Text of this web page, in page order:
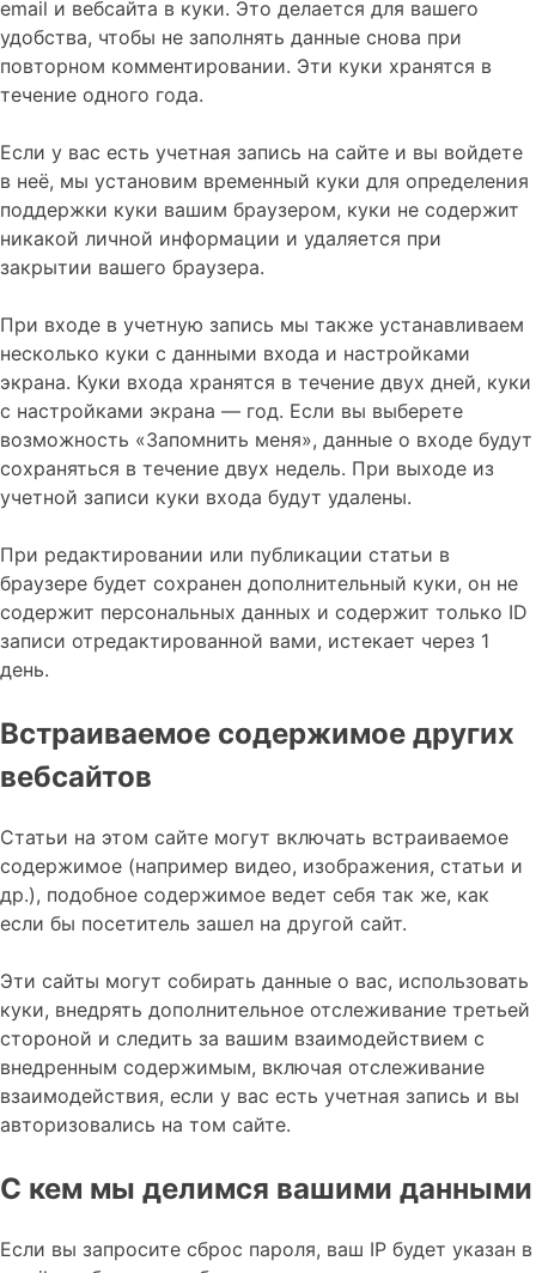
email и вебсайта в куки. Это делается для вашего
удобства, чтобы не заполнять данные снова при
повторном комментировании. Эти куки хранятся в
течение одного года.
Если у вас есть учетная запись на сайте и вы войдете
в неё, мы установим временный куки для определения
поддержки куки вашим браузером, куки не содержит
никакой личной информации и удаляется при
закрытии вашего браузера.
При входе в учетную запись мы также устанавливаем
несколько куки с данными входа и настройками
экрана. Куки входа хранятся в течение двух дней, куки
с настройками экрана — год. Если вы выберете
возможность «Запомнить меня», данные о входе будут
сохраняться в течение двух недель. При выходе из
учетной записи куки входа будут удалены.
При редактировании или публикации статьи в
браузере будет сохранен дополнительный куки, он не
содержит персональных данных и содержит только ID
записи отредактированной вами, истекает через 1
день.
Встраиваемое содержимое других
вебсайтов
Статьи на этом сайте могут включать встраиваемое
содержимое (например видео, изображения, статьи и
др.), подобное содержимое ведет себя так же, как
если бы посетитель зашел на другой сайт.
Эти сайты могут собирать данные о вас, использовать
куки, внедрять дополнительное отслеживание третьей
стороной и следить за вашим взаимодействием с
внедренным содержимым, включая отслеживание
взаимодействия, если у вас есть учетная запись и вы
авторизовались на том сайте.
С кем мы делимся вашими данными
Если вы запросите сброс пароля, ваш IP будет указан в